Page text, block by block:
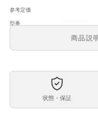
参考定価
型番
メンズ
文字盤 ブラック文字
約40mm
ケース素材
商品説
状態・保証